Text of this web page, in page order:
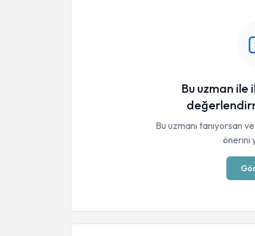
Bu uzman
Bu uzmanı tanıyorsan
önerini